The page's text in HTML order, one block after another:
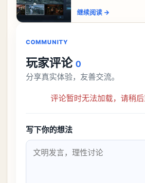
贬不一”。中文区评价
继续阅读 →
COMMUNITY
玩家评论 0
分享真实体验，友善交流。
评论暂时无法加载，请稍后
写下你的想法